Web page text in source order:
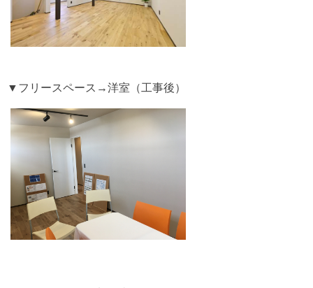
▼フリースペース→洋室（工事後）